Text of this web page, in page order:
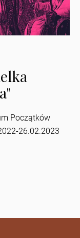
Początków
26.02.2023